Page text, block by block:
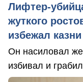
Лифтер-
жуткого
избежал
Он насиловал
избивал и грабил